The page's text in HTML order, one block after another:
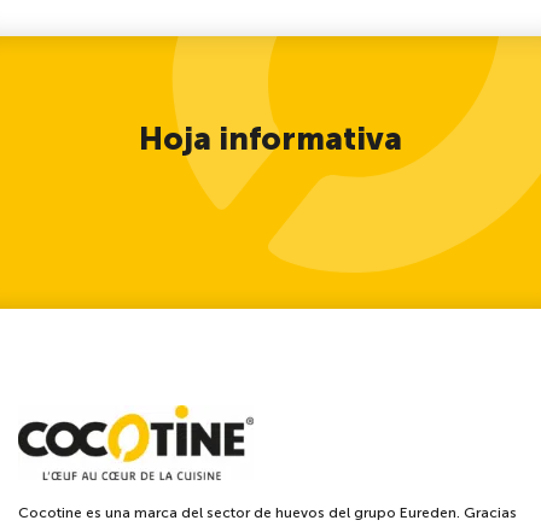
Hoja informativa
Cocotine es una marca del sector de huevos del grupo Eureden. Gracias